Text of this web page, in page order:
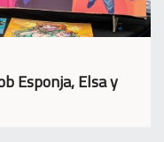
Esponja, Elsa y